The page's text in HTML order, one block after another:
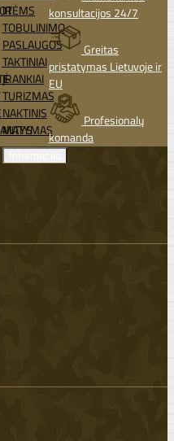
IR
TOBULINIMO
PASLAUGOS
TAKTINIAI
ĮRANKIAI
TURIZMAS
NAKTINIS
MATYMAS
konsultacijos 24/7
Greitas
pristatymas Lietuvoje ir
EU
Profesionalų
komanda